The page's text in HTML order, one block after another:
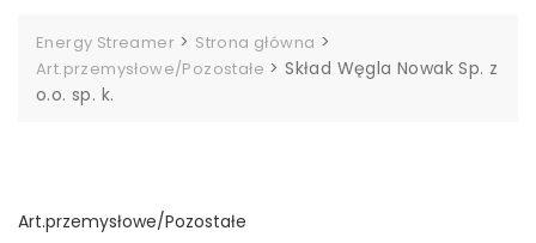
Energy Streamer > Strona główna >
Art.przemysłowe/Pozostałe >Skład Węgla Nowak Sp. z
o.o. sp. k.
Art.przemysłowe/Pozostałe